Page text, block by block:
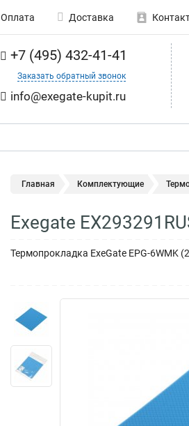
Оплата Доставка
+7 (495) 432-41-41
Заказать обратный звонок
info@exegate-kupit.ru
Главная Комплектующие
Exegate
Термопрокладка ExeGate EPG-6WMK